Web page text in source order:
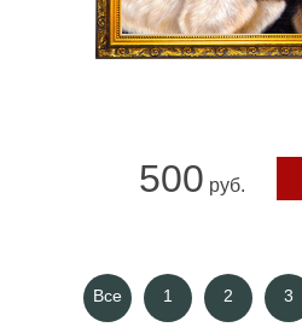
500 руб.
Все 1 2 3